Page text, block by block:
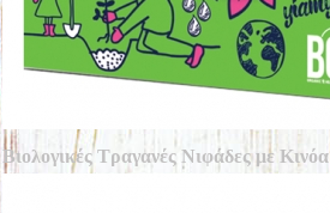
Βιολογικές Τραγανές Νιφάδες με Κινόα